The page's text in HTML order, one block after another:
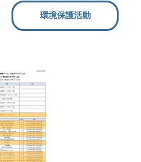
環境保護活動